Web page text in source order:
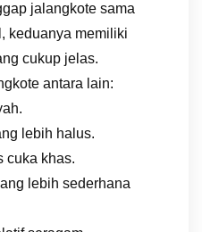
jalangkote sama
keduanya memiliki
cukup jelas.
antara lain:
lebih halus.
cuka khas.
lebih sederhana